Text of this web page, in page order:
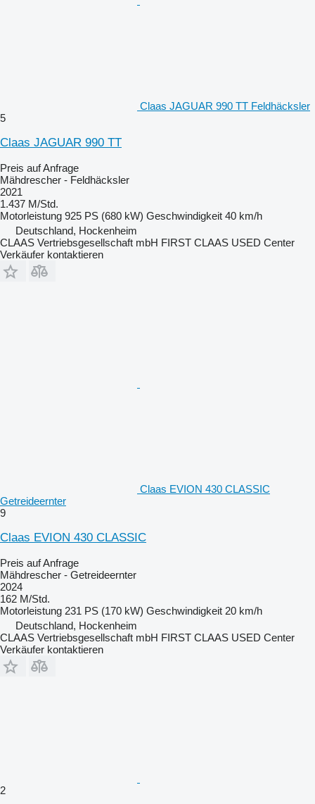
Claas JAGUAR 990 TT Feldhäcksler
5
Claas JAGUAR 990 TT
Preis auf Anfrage
Mähdrescher - Feldhäcksler
2021
1.437 M/Std.
Motorleistung 925 PS (680 kW) Geschwindigkeit 40 km/h
Deutschland, Hockenheim
CLAAS Vertriebsgesellschaft mbH FIRST CLAAS USED Center
Verkäufer kontaktieren
Claas EVION 430 CLASSIC
Getreideernter
9
Claas EVION 430 CLASSIC
Preis auf Anfrage
Mähdrescher - Getreideernter
2024
162 M/Std.
Motorleistung 231 PS (170 kW) Geschwindigkeit 20 km/h
Deutschland, Hockenheim
CLAAS Vertriebsgesellschaft mbH FIRST CLAAS USED Center
Verkäufer kontaktieren
2